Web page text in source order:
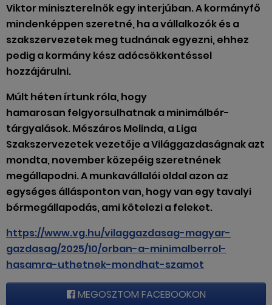
Viktor miniszterelnök egy interjúban. A kormányfő
mindenképpen szeretné, ha a vállalkozók és a
szakszervezetek meg tudnának egyezni, ehhez
pedig a kormány kész adócsökkentéssel
hozzájárulni.
Múlt héten írtunk róla, hogy
hamarosan felgyorsulhatnak a minimálbér-
tárgyalások. Mészáros Melinda, a Liga
Szakszervezetek vezetője a Világgazdaságnak azt
mondta, november közepéig szeretnének
megállapodni. A munkavállalói oldal azon az
egységes állásponton van, hogy van egy tavalyi
bérmegállapodás, ami kötelezi a feleket.
https://www.vg.hu/vilaggazdasag-magyar-
gazdasag/2025/10/orban-a-minimalberrol-
hasamra-uthetnek-mondhat-szamot
MEGOSZTOM FACEBOOKON